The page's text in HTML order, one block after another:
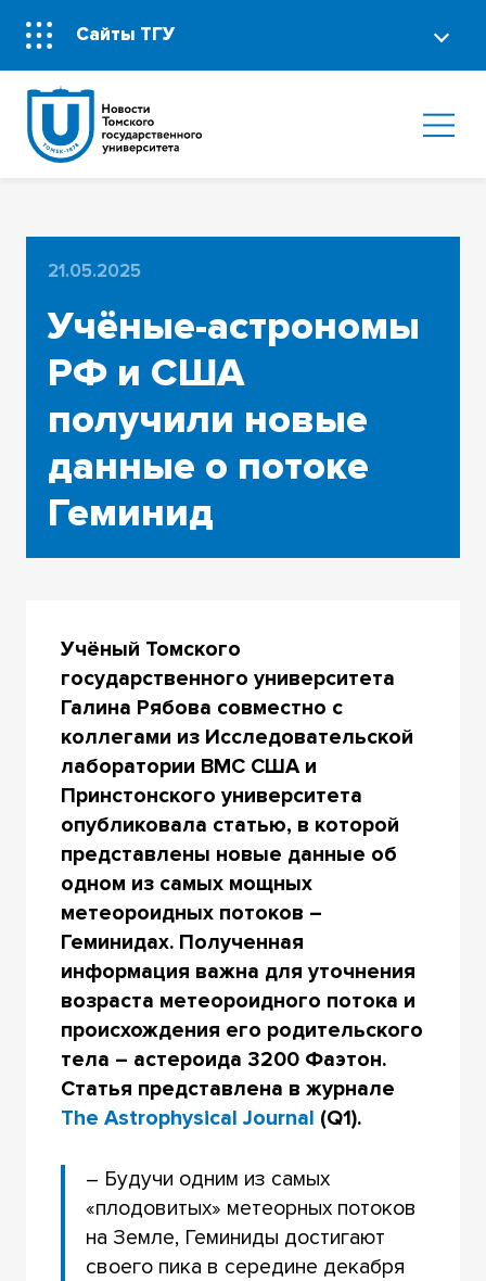
Сайты ТГУ
21.05.2025
Учёные-астрономы
РФ и США
получили новые
данные о потоке
Геминид
Учёный Томского
государственного университета
Галина Рябова совместно с
коллегами из Исследовательской
лаборатории ВМС США и
Принстонского университета
опубликовала статью, в которой
представлены новые данные об
одном из самых мощных
метеороидных потоков –
Геминидах. Полученная
информация важна для уточнения
возраста метеороидного потока и
происхождения его родительского
тела – астероида 3200 Фаэтон.
Статья представлена в журнале
The Astrophysical Journal (Q1).
– Будучи одним из самых
«плодовитых» метеорных потоков
на Земле, Геминиды достигают
своего пика в середине декабря